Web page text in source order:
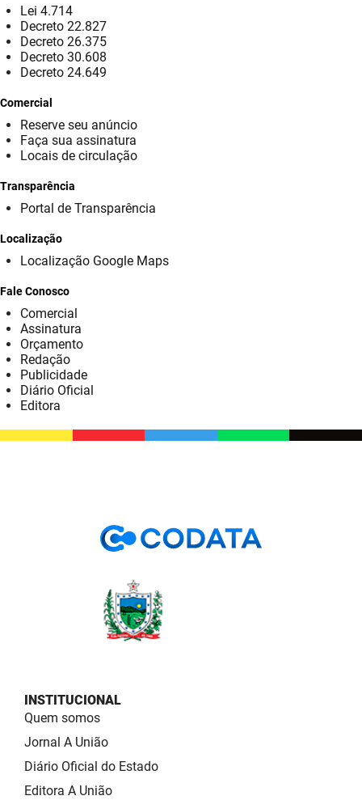
UEPBLei 4.714
Decreto 22.827
Decreto 26.375
Decreto 30.608
Decreto 24.649
Comercial
Reserve seu anúncio
Faça sua assinatura
Locais de circulação
Transparência
Portal de Transparência
Localização
Localização Google Maps
Fale Conosco
Comercial
Assinatura
Orçamento
Redação
Publicidade
Diário Oficial
Editora
INSTITUCIONAL
Quem somos
Jornal A União
Diário Oficial do Estado
Editora A União